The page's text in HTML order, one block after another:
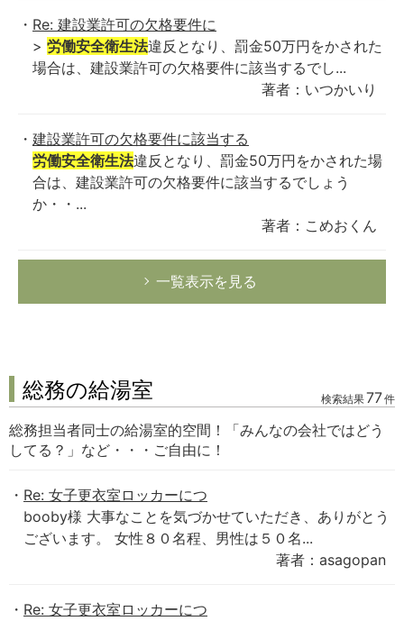
Re: 建設業許可の欠格要件に
> 労働安全衛生法違反となり、罰金50万円をかされた
場合は、建設業許可の欠格要件に該当するでし...
著者：いつかいり
建設業許可の欠格要件に該当する
労働安全衛生法違反となり、罰金50万円をかされた場
合は、建設業許可の欠格要件に該当するでしょう
か・・...
著者：こめおくん
一覧表示を見る
総務の給湯室 検索結果77件
総務担当者同士の給湯室的空間！「みんなの会社ではどう
してる？」など・・・ご自由に！
Re: 女子更衣室ロッカーにつ
booby様 大事なことを気づかせていただき、ありがとう
ございます。 女性８０名程、男性は５０名...
著者：asagopan
Re: 女子更衣室ロッカーにつ